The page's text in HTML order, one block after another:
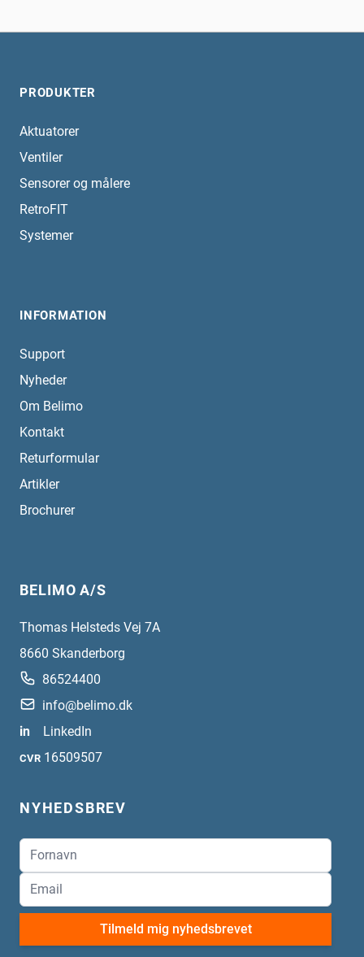
PRODUKTER
Aktuatorer
Ventiler
Sensorer og målere
RetroFIT
Systemer
INFORMATION
Support
Nyheder
Om Belimo
Kontakt
Returformular
Artikler
Brochurer
BELIMO A/S
Thomas Helsteds Vej 7A
8660 Skanderborg
86524400
info@belimo.dk
in
LinkedIn
CVR 16509507
NYHEDSBREV
Tilmeld mig nyhedsbrevet